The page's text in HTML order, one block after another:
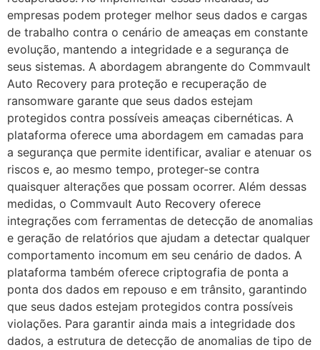
empresas podem proteger melhor seus dados e cargas
de trabalho contra o cenário de ameaças em constante
evolução, mantendo a integridade e a segurança de
seus sistemas. A abordagem abrangente do Commvault
Auto Recovery para proteção e recuperação de
ransomware garante que seus dados estejam
protegidos contra possíveis ameaças cibernéticas. A
plataforma oferece uma abordagem em camadas para
a segurança que permite identificar, avaliar e atenuar os
riscos e, ao mesmo tempo, proteger-se contra
quaisquer alterações que possam ocorrer. Além dessas
medidas, o Commvault Auto Recovery oferece
integrações com ferramentas de detecção de anomalias
e geração de relatórios que ajudam a detectar qualquer
comportamento incomum em seu cenário de dados. A
plataforma também oferece criptografia de ponta a
ponta dos dados em repouso e em trânsito, garantindo
que seus dados estejam protegidos contra possíveis
violações. Para garantir ainda mais a integridade dos
dados, a estrutura de detecção de anomalias de tipo de